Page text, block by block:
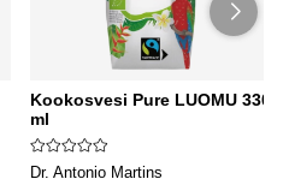
Kookosvesi Pure LUOMU 330
ml
Dr. Antonio Martins